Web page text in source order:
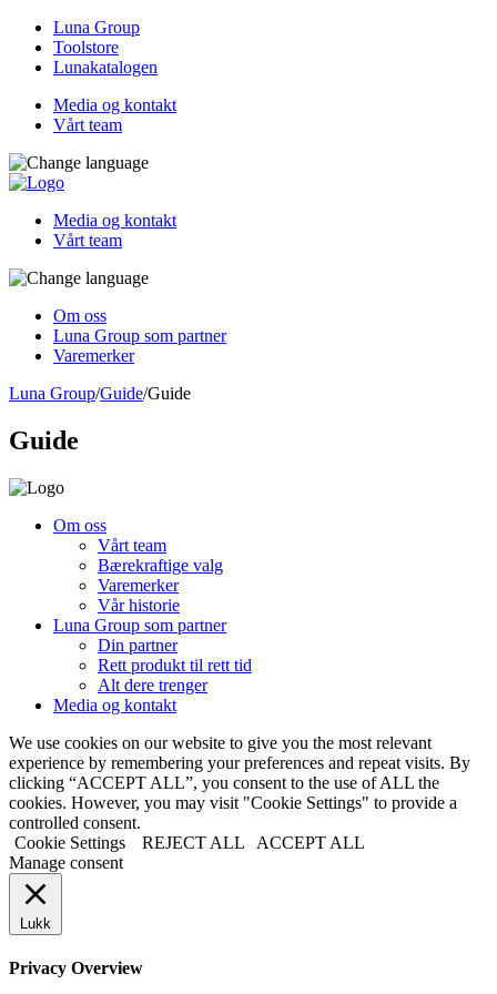
Luna Group
Toolstore
Lunakatalogen
Media og kontakt
Vårt team
Media og kontakt
Vårt team
Om oss
Luna Group som partner
Varemerker
Luna Group/Guide/Guide
Guide
Om oss
Vårt team
Bærekraftige valg
Varemerker
Vår historie
Luna Group som partner
Din partner
Rett produkt til rett tid
Alt dere trenger
Media og kontakt
We use cookies on our website to give you the most relevant
experience by remembering your preferences and repeat visits. By
clicking “ACCEPT ALL”, you consent to the use of ALL the
cookies. However, you may visit "Cookie Settings" to provide a
controlled consent.
Cookie Settings
REJECT ALL
ACCEPT ALL
Manage consent
Lukk
Privacy Overview